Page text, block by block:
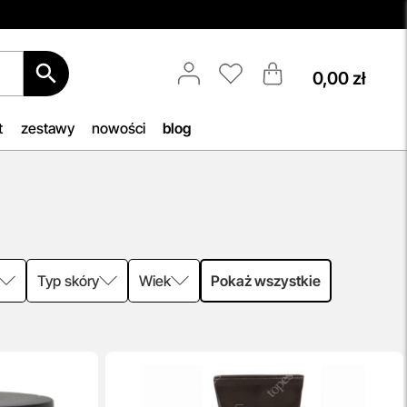
—
Aktualizacja Regulaminów
Korzystanie ze Sklepu Internetowego
lub Konta po tym terminie oznacza
0,00 zł
zestawy nowości blog
Typ skóry Wiek Pokaż wszystkie